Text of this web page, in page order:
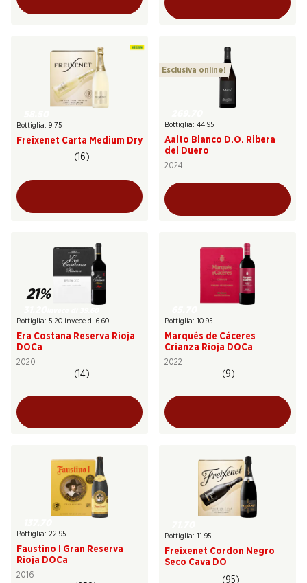
Bottiglia: 9.75
Freixenet Carta Medium Dry
(16)
Esclusiva online!
Bottiglia: 44.95
Aalto Blanco D.O. Ribera
del Duero
2024
21%
Bottiglia: 5.20 invece di 6.60
Era Costana Reserva Rioja
DOCa
2020
(14)
Bottiglia: 10.95
Marqués de Cáceres
Crianza Rioja DOCa
2022
(9)
Bottiglia: 22.95
Faustino I Gran Reserva
Rioja DOCa
2016
Bottiglia: 11.95
Freixenet Cordon Negro
Seco Cava DO
(95)